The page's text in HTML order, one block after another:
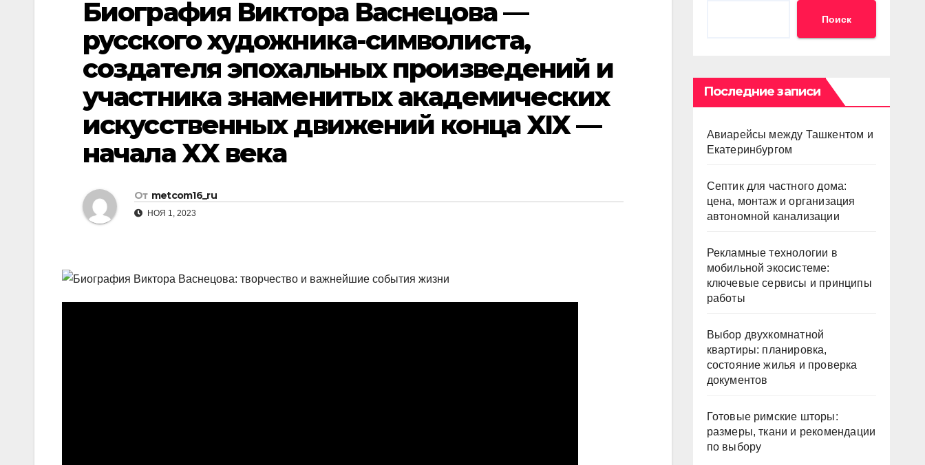
Биография Виктора Васнецова —
русского художника-символиста,
создателя эпохальных произведений и
участника знаменитых академических
искусственных движений конца XIX —
начала XX века
От metcom16_ru
НОЯ 1, 2023
Поиск
Последние записи
Авиарейсы между Ташкентом и
Екатеринбургом
Септик для частного дома:
цена, монтаж и организация
автономной канализации
Рекламные технологии в
мобильной экосистеме:
ключевые сервисы и принципы
работы
Выбор двухкомнатной
квартиры: планировка,
состояние жилья и проверка
документов
Готовые римские шторы:
размеры, ткани и рекомендации
по выбору